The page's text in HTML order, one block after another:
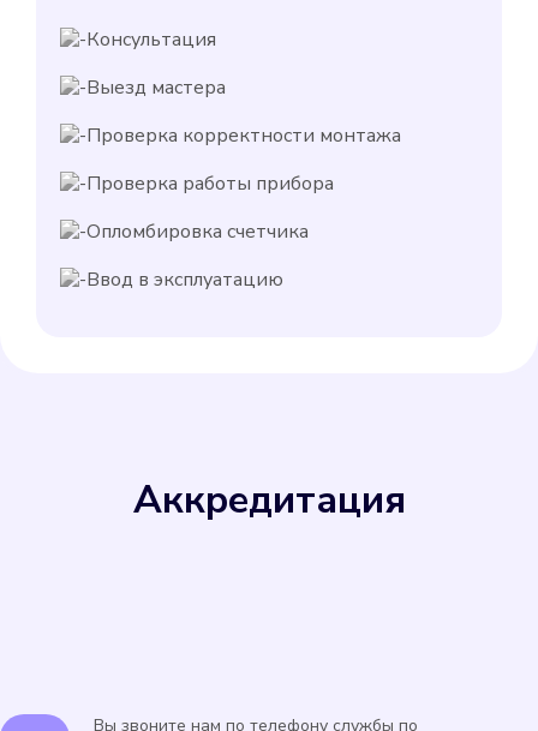
Консультация
Выезд мастера
Проверка корректности монтажа
Проверка работы прибора
Опломбировка счетчика
Ввод в эксплуатацию
Аккредитация
Вы звоните нам по телефону службы по